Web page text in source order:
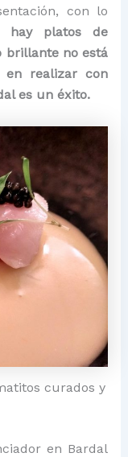
con lo
hay platos de
brillante no está
en realizar con
es un éxito.
curados y
en Bardal